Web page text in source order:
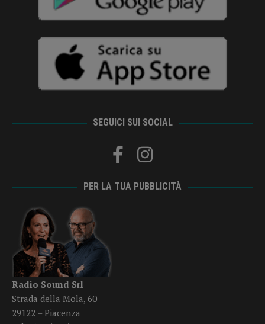
SEGUICI SUI SOCIAL
PER LA TUA PUBBLICITÀ
Radio Sound Srl
Strada della Mola, 60
29122 – Piacenza